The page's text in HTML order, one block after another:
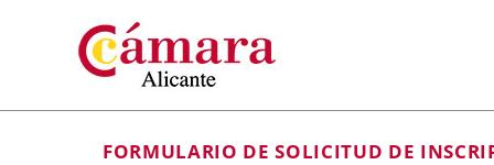
FORMULARIO DE SOLICITUD DE